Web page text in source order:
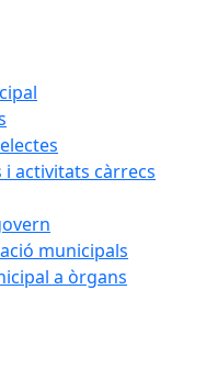
i activitats càrrecs
municipals
a òrgans